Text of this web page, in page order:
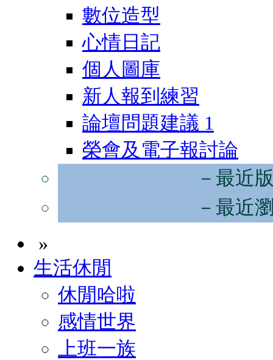
數位造型
心情日記
個人圖庫
新人報到練習
論壇問題建議 1
榮會及電子報討論
－最近
－最近
»
生活休閒
休閒哈啦
感情世界
上班一族